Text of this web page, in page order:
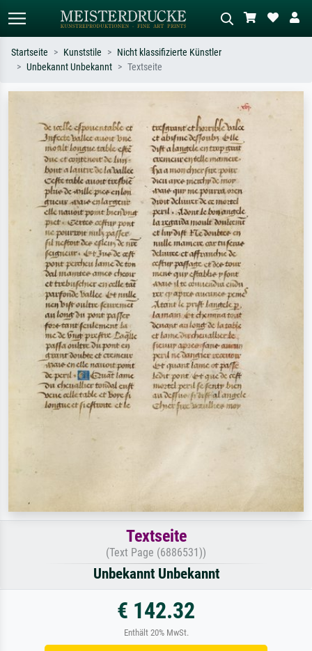
Sternennacht, Impressionismus, Welle
Hokusai, Akt.
Beschreiben Sie die Szene – z.B. Grüne
Wiese, Abstrakt mit viel Rot, Dunkles
Ölgemälde, Stehender Akt neben einem
Baum.
Startseite Kunststile
Nicht klassifizierte Künstler
Unbekannt Unbekannt
Textseite
Textseite
(Text Page (6886531))
Unbekannt Unbekannt
€ 142.32
Enthält 20% MwSt.